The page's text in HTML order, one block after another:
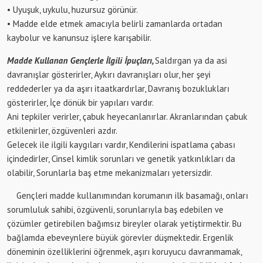
• Uyuşuk, uykulu, huzursuz görünür.
• Madde elde etmek amacıyla belirli zamanlarda ortadan
kaybolur ve kanunsuz işlere karışabilir.
Madde Kullanan Gençlerle İlgili İpuçları,Saldırgan ya da asi
davranışlar gösterirler, Aykırı davranışları olur, her şeyi
reddederler ya da aşırı itaatkardırlar, Davranış bozuklukları
gösterirler, İçe dönük bir yapıları vardır.
Ani tepkiler verirler, çabuk heyecanlanırlar. Akranlarından çabuk
etkilenirler, özgüvenleri azdır.
Gelecek ile ilgili kaygıları vardır, Kendilerini ispatlama çabası
içindedirler, Cinsel kimlik sorunları ve genetik yatkınlıkları da
olabilir, Sorunlarla baş etme mekanizmaları yetersizdir.
Gençleri madde kullanımından korumanın ilk basamağı, onları
sorumluluk sahibi, özgüvenli, sorunlarıyla baş edebilen ve
çözümler getirebilen bağımsız bireyler olarak yetiştirmektir. Bu
bağlamda ebeveynlere büyük görevler düşmektedir. Ergenlik
döneminin özelliklerini öğrenmek, aşırı koruyucu davranmamak,